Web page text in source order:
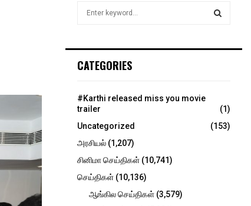
h
o
r
C
CATEGORIES
#Karthi released miss you movie
trailer
(1)
Uncategorized
(153)
அரசியல் (1,207)
சினிமா செய்திகள் (10,741)
செய்திகள் (10,136)
ஆங்கில செய்திகள் (3,579)